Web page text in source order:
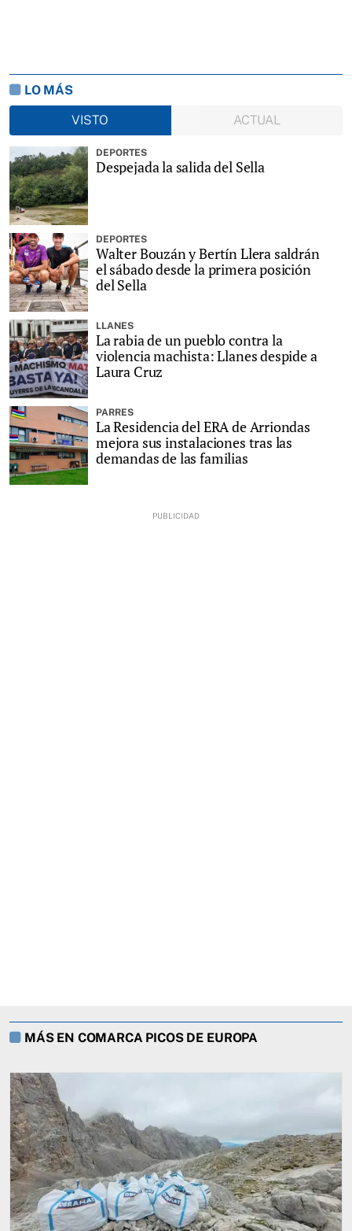
LO MÁS
VISTO
ACTUAL
DEPORTES
Despejada la salida del Sella
DEPORTES
Walter Bouzán y Bertín Llera saldrán
el sábado desde la primera posición
del Sella
LLANES
La rabia de un pueblo contra la
violencia machista: Llanes despide a
Laura Cruz
PARRES
La Residencia del ERA de Arriondas
mejora sus instalaciones tras las
demandas de las familias
MÁS EN COMARCA PICOS DE EUROPA